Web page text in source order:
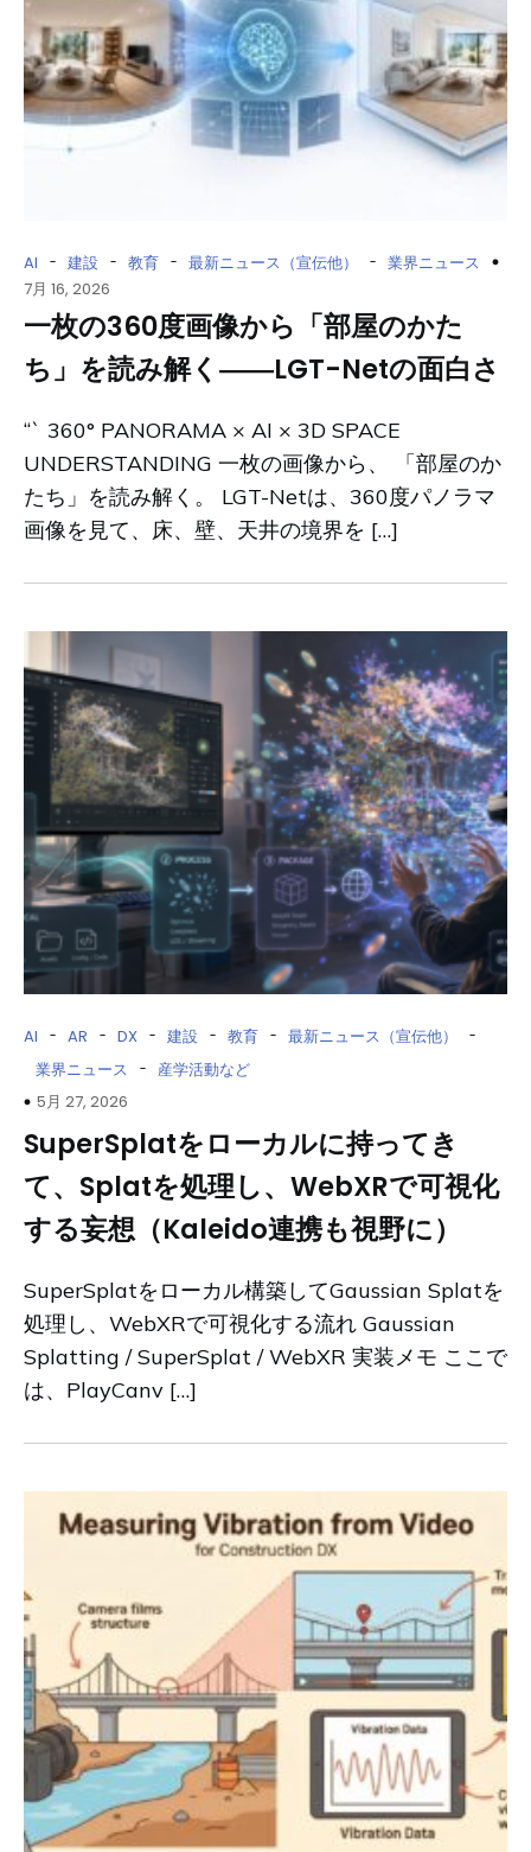
AI - 建設 - 教育 - 最新ニュース（宣伝他） - 業界ニュース
7月 16, 2026
一枚の360度画像から「部屋のかた
ち」を読み解く――LGT-Netの面白さ
“` 360° PANORAMA × AI × 3D SPACE
UNDERSTANDING 一枚の画像から、 「部屋のか
たち」を読み解く。 LGT-Netは、360度パノラマ
画像を見て、床、壁、天井の境界を […]
AI - AR - DX - 建設 - 教育 - 最新ニュース（宣伝他） -
業界ニュース - 産学活動など
5月 27, 2026
SuperSplatをローカルに持ってき
て、Splatを処理し、WebXRで可視化
する妄想（Kaleido連携も視野に）
SuperSplatをローカル構築してGaussian Splatを
処理し、WebXRで可視化する流れ Gaussian
Splatting / SuperSplat / WebXR 実装メモ ここで
は、PlayCanv […]